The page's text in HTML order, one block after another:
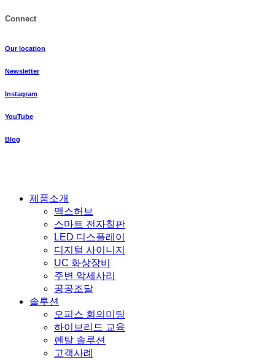
Connect
Our location
Newsletter
Instagram
YouTube
Blog
Close 제품소개
맥스허브
스마트 전자칠판
LED 디스플레이
디지털 사이니지
UC 화상장비
주변 악세사리
공공조달
솔루션
오피스 회의미팅
하이브리드 교육
렌탈 솔루션
고객사례